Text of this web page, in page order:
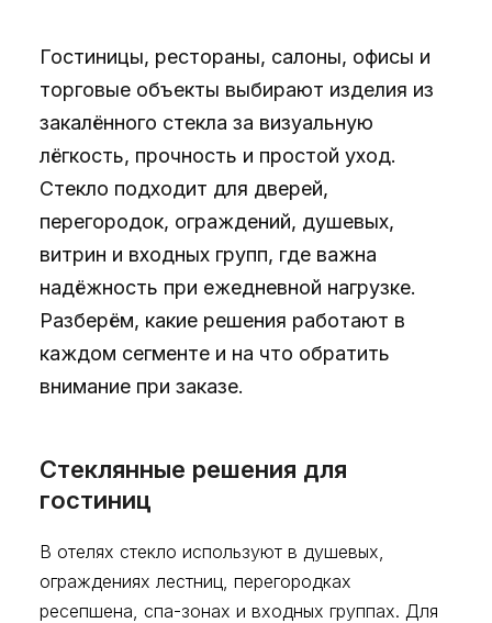
Гостиницы, рестораны, салоны, офисы и
торговые объекты выбирают изделия из
закалённого стекла за визуальную
лёгкость, прочность и простой уход.
Стекло подходит для дверей,
перегородок, ограждений, душевых,
витрин и входных групп, где важна
надёжность при ежедневной нагрузке.
Разберём, какие решения работают в
каждом сегменте и на что обратить
внимание при заказе.
Стеклянные решения для
гостиниц
В отелях стекло используют в душевых,
ограждениях лестниц, перегородках
ресепшена, спа-зонах и входных группах. Для